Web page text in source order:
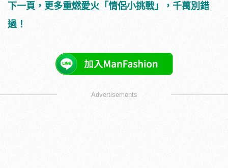
下一頁，更多重燃愛火「情侶小挑戰」，千萬別錯
過！
Advertisements